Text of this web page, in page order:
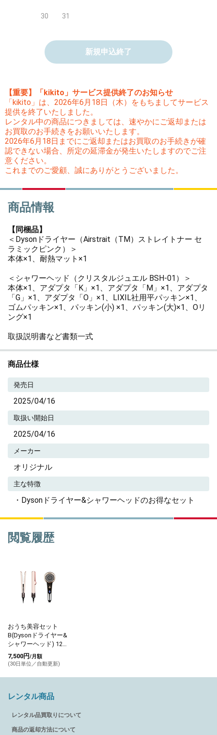
30 31
新規申込終了
【重要】「kikito」サービス提供終了のお知らせ
「kikito」は、2026年6月18日（木）をもちましてサービス
提供を終了いたしました。
レンタル中の商品につきましては、速やかにご返却または
お買取のお手続きをお願いいたします。
2026年6月18日までにご返却またはお買取のお手続きが確
認できない場合、所定の延滞金が発生いたしますのでご注
意ください。
これまでのご愛顧、誠にありがとうございました。
商品情報
【同梱品】
＜Dysonドライヤー（Airstrait（TM）ストレイトナー セ
ラミックピンク）＞
本体×1、耐熱マット×1
＜シャワーヘッド（クリスタルジュエル BSH-01）＞
本体×1、アダプタ「K」×1、アダプタ「M」×1、アダプタ
「G」×1、アダプタ「O」×1、LIXIL社用平パッキン×1、
ゴムパッキン×1、パッキン(小) ×1、パッキン(大)×1、Oリ
ング×1
取扱説明書など書類一式
商品仕様
発売日
2025/04/16
取扱い開始日
2025/04/16
メーカー
オリジナル
主な特徴
・Dysonドライヤー&シャワーヘッドのお得なセット
閲覧履歴
おうち美容セット
B(Dysonドライヤー&
シャワーヘッド) 12か
月プラン
7,500円/月額
(30日単位／自動更新)
レンタル商品
レンタル品買取りについて
商品の返却方法について